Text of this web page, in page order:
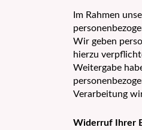
Im Rahmen
Wir geben
hierzu
Weitergabe
Verarbeitung
Widerruf Ihrer